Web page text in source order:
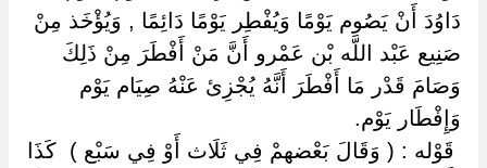
دَاوُدَ أَنْ يَصُوم يَوْمًا وَيُفْطِر يَوْمًا دَائِمًا , وَيُؤْخَذ مِنْ
صَنِيع عَبْد اللَّه بْن عَمْرو أَنَّ مَنْ أَفْطَرَ مِنْ ذَلِكَ
وَصَامَ قَدْر مَا أَفْطَرَ أَنَّهُ يُجْزِئ عَنْهُ صِيَام يَوْم
وَإِفْطَار يَوْم.
‏ ‏قَوْله : ( وَقَالَ بَعْضهمْ فِي ثَلَاث أَوْ فِي سَبْع ) ‏ ‏كَذَا